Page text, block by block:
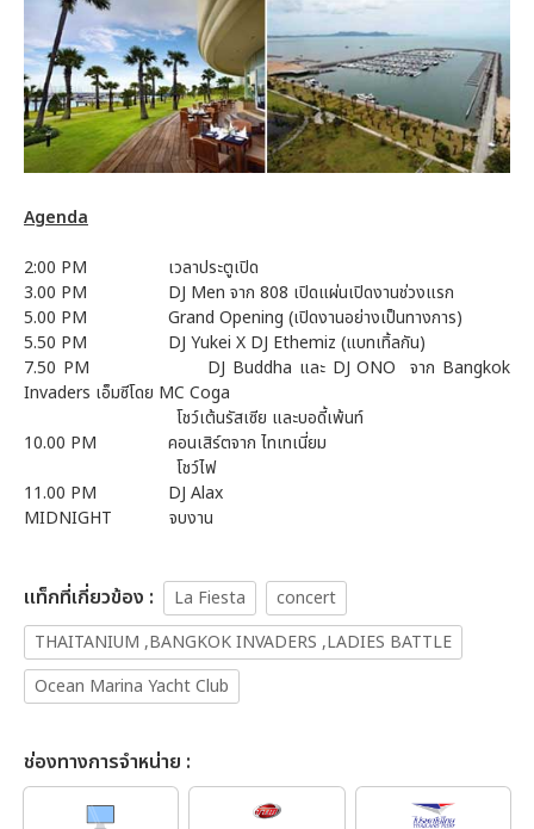
Agenda
2:00 PM เวลาประตูเปิด
3.00 PM DJ Men จาก 808 เปิดแผ่นเปิดงานช่วงแรก
5.00 PM Grand Opening (เปิดงานอย่างเป็นทางการ)
5.50 PM DJ Yukei X DJ Ethemiz (แบทเทิ้ลกัน)
7.50 PM DJ Buddha และ DJ ONO จาก Bangkok
Invaders เอ็มซีโดย MC Coga
โชว์เต้นรัสเซีย และบอดี้เพ้นท์
10.00 PM คอนเสิร์ตจาก ไทเทเนี่ยม
โชว์ไฟ
11.00 PM DJ Alax
MIDNIGHT จบงาน
เเท็กที่เกี่ยวข้อง : La Fiesta
concert
THAITANIUM ,BANGKOK INVADERS ,LADIES BATTLE
Ocean Marina Yacht Club
ช่องทางการจำหน่าย :